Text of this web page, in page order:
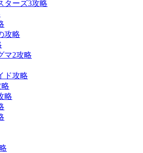
ターズ3攻略
攻略
マ2攻略
ド攻略
略